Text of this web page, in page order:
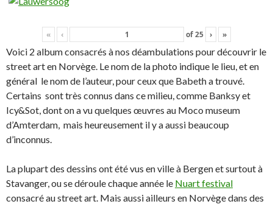
« ‹ of25 › »
Voici 2 album consacrés à nos déambulations pour découvrir le
street art en Norvège. Le nom de la photo indique le lieu, et en
général le nom de l’auteur, pour ceux que Babeth a trouvé.
Certains sont très connus dans ce milieu, comme Banksy et
Icy&Sot, dont on a vu quelques œuvres au Moco museum
d’Amterdam, mais heureusement il y a aussi beaucoup
d’inconnus.
La plupart des dessins ont été vus en ville à Bergen et surtout à
Stavanger, ou se déroule chaque année le Nuart festival
consacré au street art. Mais aussi ailleurs en Norvège dans des